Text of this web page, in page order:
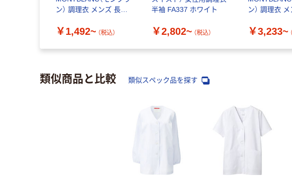
ン） 調理衣 メンズ 長袖
￥1,492~ （税込）
半袖 FA337 ホワイト
￥2,802~ （税込）
ン） 調理衣
￥3,233~
類似商品と比較 類似スペック品を探す